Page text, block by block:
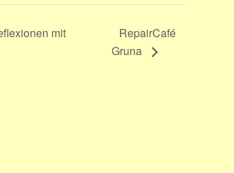
mit
RepairCafé
Gruna